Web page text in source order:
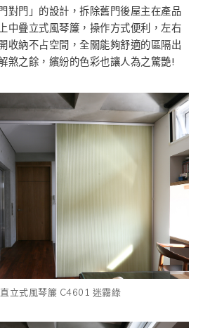
對門」的設計，拆除舊門後屋主在產品
中疊立式風琴簾，操作方式便利，左右
收納不占空間，全關能夠舒適的區隔出
煞之餘，繽紛的色彩也讓人為之驚艷!
直立式風琴簾 C4601 迷霧綠